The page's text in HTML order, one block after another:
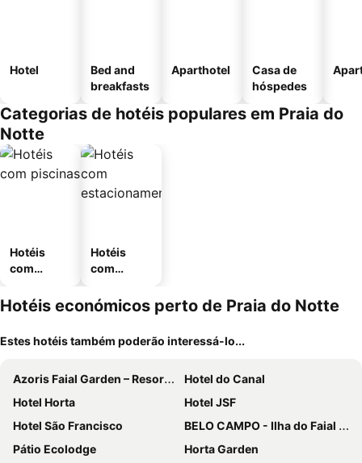
Hotel
Bed and
breakfasts
Aparthotel
Casa de
hóspedes
Categorias de hotéis populares em Praia do
Notte
Hotéis
com
Hotéis
com
mento
Hotéis económicos perto de Praia do Notte
Estes hotéis também poderão interessá-lo...
Azoris Faial Garden – Resort Hotel
Hotel do Canal
Hotel Horta
Hotel JSF
Hotel São Francisco
BELO CAMPO - Ilha do Faial (Horta)
Pátio Ecolodge
Horta Garden